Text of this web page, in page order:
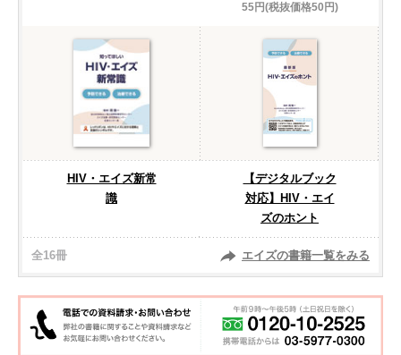
55円(税抜価格50円)
HIV・エイズ新常
識
【デジタルブック
対応】HIV・エイ
ズのホント
全16冊 エイズの書籍一覧をみる